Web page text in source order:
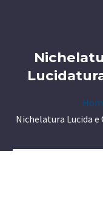
Nichelatura Lucida